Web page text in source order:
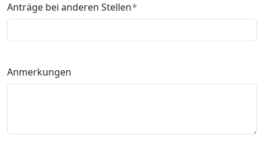
Anträge bei anderen Stellen
Anmerkungen